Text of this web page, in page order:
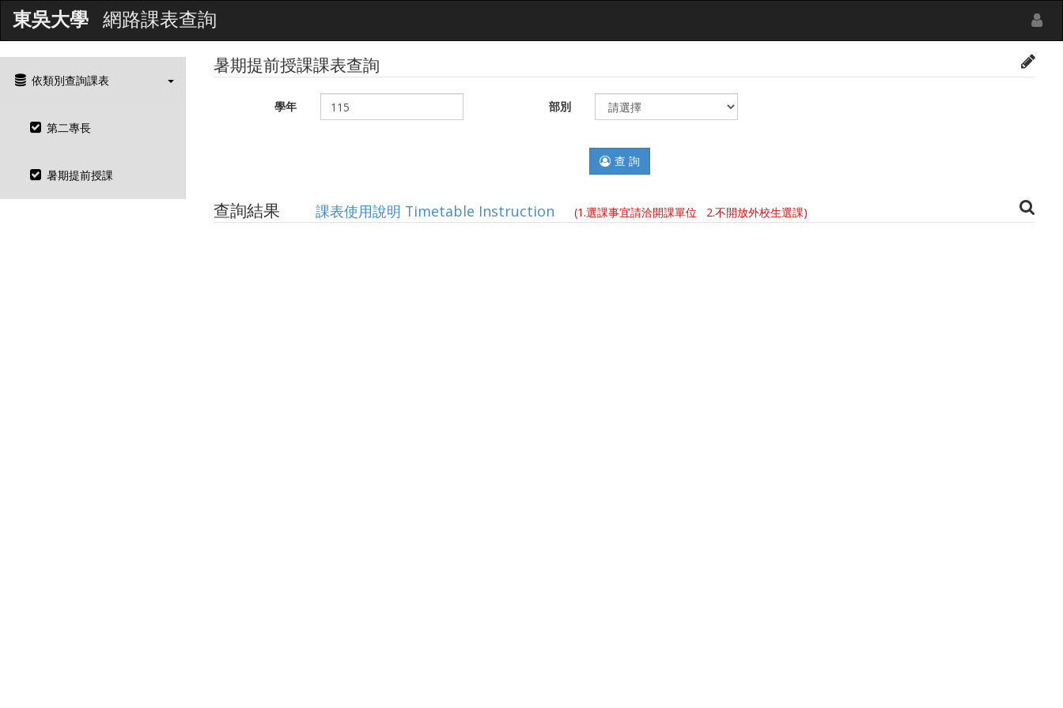
東吳大學 網路課表查詢
依類別查詢課表
第二專長
暑期提前授課
暑期提前授課課表查詢
學年 部別
查 詢
查詢結果 課表使用說明 Timetable Instruction (1.選課事宜請洽開課單位 2.不開放外校生選課)